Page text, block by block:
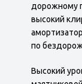
дорожному
высокий
по
Высокий